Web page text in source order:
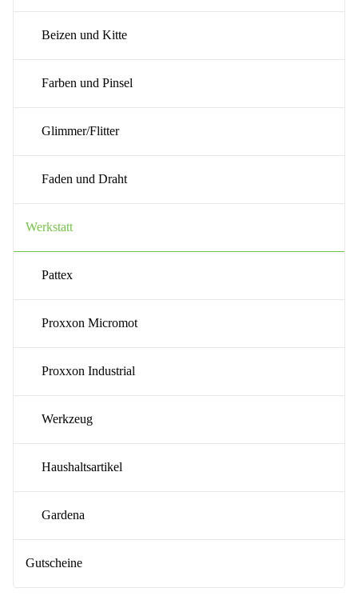
Beizen und Kitte
Farben und Pinsel
Glimmer/Flitter
Faden und Draht
Werkstatt
Pattex
Proxxon Micromot
Proxxon Industrial
Werkzeug
Haushaltsartikel
Gardena
Gutscheine